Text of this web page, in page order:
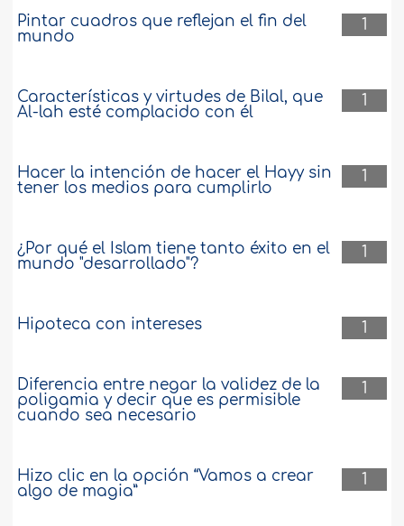
1
Pintar cuadros que reflejan el fin del
mundo
1
Características y virtudes de Bilal, que
Al-lah esté complacido con él
1
Hacer la intención de hacer el Hayy sin
tener los medios para cumplirlo
1
¿Por qué el Islam tiene tanto éxito en el
mundo "desarrollado"?
1
Hipoteca con intereses
1
Diferencia entre negar la validez de la
poligamia y decir que es permisible
cuando sea necesario
1
Hizo clic en la opción “Vamos a crear
algo de magia”